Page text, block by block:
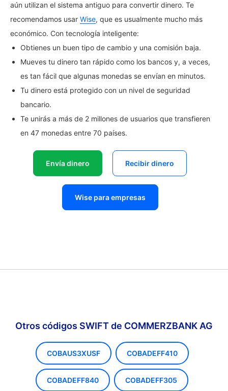
aún utilizan el sistema antiguo para convertir dinero. Te
recomendamos usar Wise, que es usualmente mucho más
económico. Con tecnología inteligente:
Obtienes un buen tipo de cambio y una comisión baja.
Mueves tu dinero tan rápido como los bancos y, a veces,
es tan fácil que algunas monedas se envían en minutos.
Tu dinero está protegido con un nivel de seguridad
bancario.
Te unirás a más de 2 millones de usuarios que transfieren
en 47 monedas entre 70 países.
Envía dinero Recibir dinero
Wise para empresas
Otros códigos SWIFT de COMMERZBANK AG
COBAUS3XUSF COBADEFF410
COBADEFF840 COBADEFF305